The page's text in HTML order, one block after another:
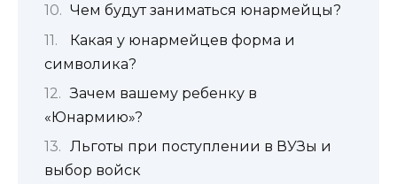
Чем будут заниматься юнармейцы?
Какая у юнармейцев форма и
символика?
Зачем вашему ребенку в
«Юнармию»?
Льготы при поступлении в ВУЗы и
выбор войск